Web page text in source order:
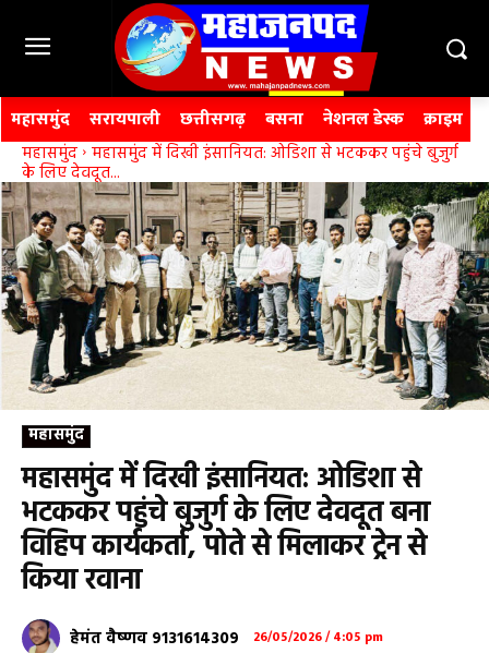
महासमुंद सरायपाली छत्तीसगढ़ बसना नेशनल डेस्क क्राइम
महासमुंद महासमुंद में दिखी इंसानियत: ओडिशा से भटककर पहुंचे बुजुर्ग
के लिए देवदूत...
महासमुंद
महासमुंद में दिखी इंसानियत: ओडिशा से
भटककर पहुंचे बुजुर्ग के लिए देवदूत बना
विहिप कार्यकर्ता, पोते से मिलाकर ट्रेन से
किया रवाना
हेमंत वैष्णव 9131614309 26/05/2026 / 4:05 pm